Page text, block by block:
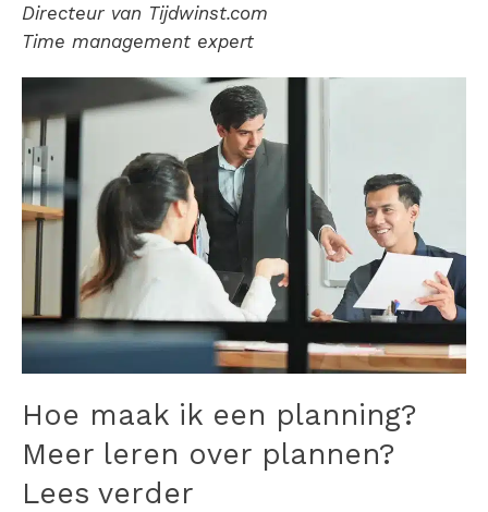
Directeur van Tijdwinst.com
Time management expert
Hoe maak ik een planning?
Meer leren over plannen?
Lees verder